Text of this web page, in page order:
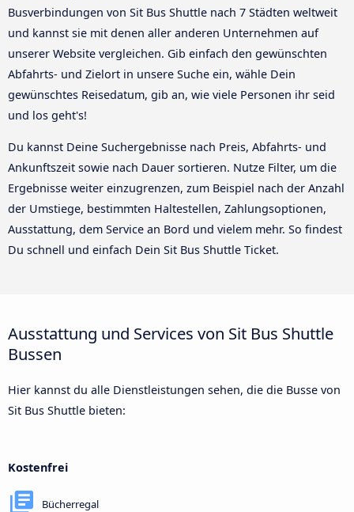
Busverbindungen von Sit Bus Shuttle nach 7 Städten weltweit
und kannst sie mit denen aller anderen Unternehmen auf
unserer Website vergleichen. Gib einfach den gewünschten
Abfahrts- und Zielort in unsere Suche ein, wähle Dein
gewünschtes Reisedatum, gib an, wie viele Personen ihr seid
und los geht's!
Du kannst Deine Suchergebnisse nach Preis, Abfahrts- und
Ankunftszeit sowie nach Dauer sortieren. Nutze Filter, um die
Ergebnisse weiter einzugrenzen, zum Beispiel nach der Anzahl
der Umstiege, bestimmten Haltestellen, Zahlungsoptionen,
Ausstattung, dem Service an Bord und vielem mehr. So findest
Du schnell und einfach Dein Sit Bus Shuttle Ticket.
Ausstattung und Services von Sit Bus Shuttle
Bussen
Hier kannst du alle Dienstleistungen sehen, die die Busse von
Sit Bus Shuttle bieten:
Kostenfrei
Bücherregal